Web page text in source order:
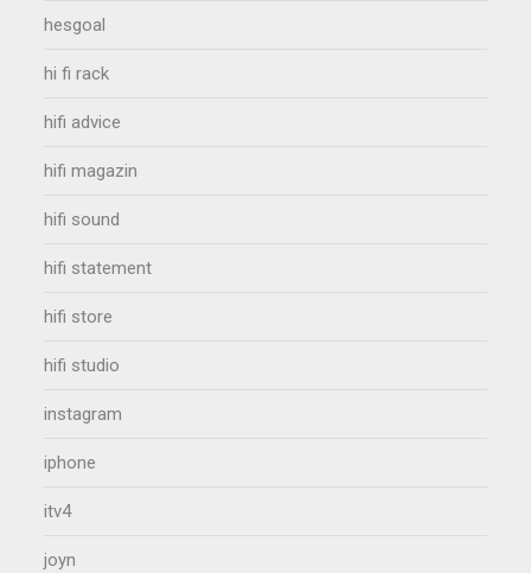
hesgoal
hi fi rack
hifi advice
hifi magazin
hifi sound
hifi statement
hifi store
hifi studio
instagram
iphone
itv4
joyn